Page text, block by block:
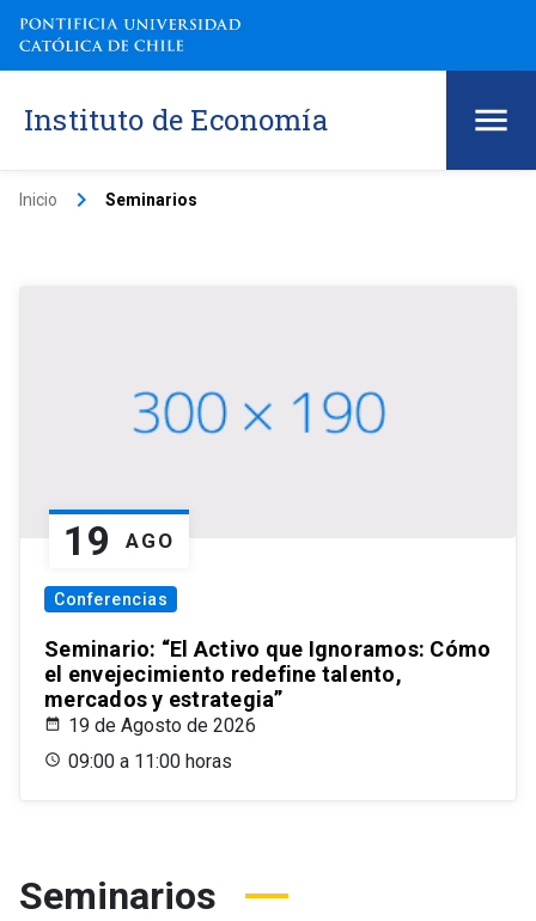
Instituto de Economía
Inicio keyboard_arrow_right Seminarios
19 AGO
Conferencias
Seminario: “El Activo que Ignoramos: Cómo
el envejecimiento redefine talento,
mercados y estrategia”
19 de Agosto de 2026
09:00 a 11:00 horas
Seminarios